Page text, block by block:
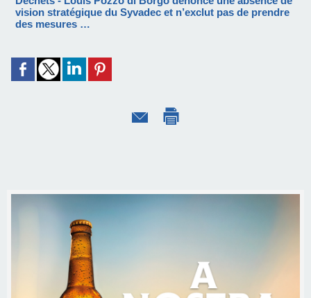
vision stratégique du Syvadec et n’exclut pas de prendre
des mesures …